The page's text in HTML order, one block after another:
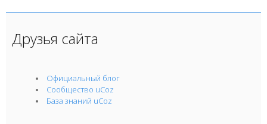
Друзья сайта
Официальный блог
Сообщество uCoz
База знаний uCoz